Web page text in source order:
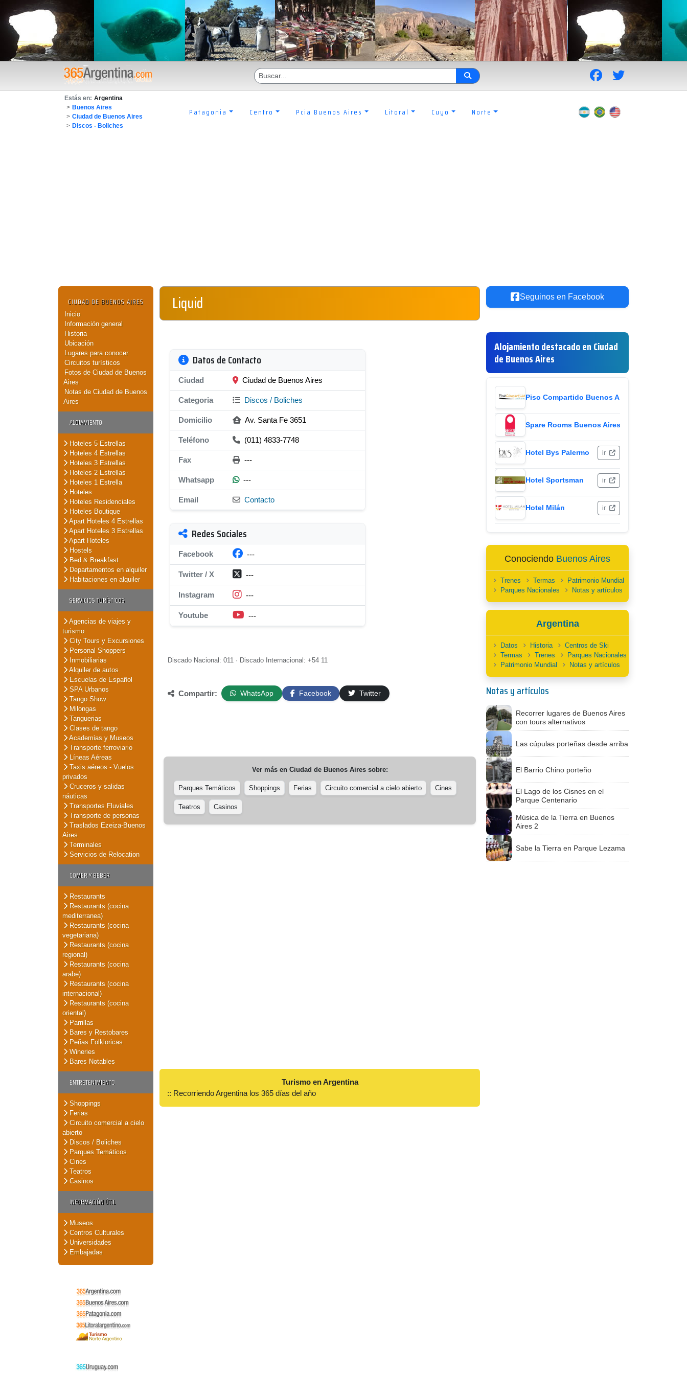
Estás en: Argentina
> Buenos Aires
> Ciudad de Buenos Aires
> Discos - Boliches
Patagonia Centro Pcia Buenos Aires Litoral Cuyo Norte
CIUDAD DE BUENOS AIRES
Inicio
Información general
Historia
Ubicación
Lugares para conocer
Circuitos turísticos
Fotos de Ciudad de Buenos
Aires
Notas de Ciudad de Buenos
Aires
ALOJAMIENTO
Hoteles 5 Estrellas
Hoteles 4 Estrellas
Hoteles 3 Estrellas
Hoteles 2 Estrellas
Hoteles 1 Estrella
Hoteles
Hoteles Residenciales
Hoteles Boutique
Apart Hoteles 4 Estrellas
Apart Hoteles 3 Estrellas
Apart Hoteles
Hostels
Bed & Breakfast
Departamentos en alquiler
Habitaciones en alquiler
SERVICIOS TURÍSTICOS
Agencias de viajes y
turismo
City Tours y Excursiones
Personal Shoppers
Inmobiliarias
Alquiler de autos
Escuelas de Español
SPA Urbanos
Tango Show
Milongas
Tanguerias
Clases de tango
Academias y Museos
Transporte ferroviario
Líneas Aéreas
Taxis aéreos - Vuelos
privados
Cruceros y salidas
náuticas
Transportes Fluviales
Transporte de personas
Traslados Ezeiza-Buenos
Aires
Terminales
Servicios de Relocation
COMER Y BEBER
Restaurants
Restaurants (cocina
mediterranea)
Restaurants (cocina
vegetariana)
Restaurants (cocina
regional)
Restaurants (cocina
arabe)
Restaurants (cocina
internacional)
Restaurants (cocina
oriental)
Parrillas
Bares y Restobares
Peñas Folkloricas
Wineries
Bares Notables
ENTRETENIMIENTO
Shoppings
Ferias
Circuito comercial a cielo
abierto
Discos / Boliches
Parques Temáticos
Cines
Teatros
Casinos
INFORMACIÓN ÚTIL
Museos
Centros Culturales
Universidades
Embajadas
Liquid
Datos de Contacto
Ciudad Ciudad de Buenos Aires
Categoria Discos / Boliches
Domicilio Av. Santa Fe 3651
Teléfono (011) 4833-7748
Fax ---
Whatsapp ---
Email Contacto
Redes Sociales
Facebook ---
Twitter / X ---
Instagram ---
Youtube ---
Discado Nacional: 011 · Discado Internacional: +54 11
Compartir: WhatsApp Facebook Twitter
Ver más en Ciudad de Buenos Airessobre:
Parques Temáticos Shoppings Ferias Circuito comercial a cielo abierto Cines
Teatros Casinos
Turismo en Argentina
:: Recorriendo Argentina los 365 días del año
Seguinos en Facebook
Alojamiento destacado en Ciudad
de Buenos Aires
Piso Compartido Buenos Aires
Spare Rooms Buenos Aires
Hotel Bys Palermo ir
Hotel Sportsman ir
Hotel Milán ir
Conociendo Buenos Aires
Trenes Termas
Patrimonio Mundial
Parques Nacionales
Notas y artículos
Argentina
Datos Historia
Centros de Ski
Termas
Trenes
Parques Nacionales
Patrimonio Mundial
Notas y artículos
Notas y artículos
Recorrer lugares de Buenos Aires
con tours alternativos
Las cúpulas porteñas desde arriba
El Barrio Chino porteño
El Lago de los Cisnes en el
Parque Centenario
Música de la Tierra en Buenos
Aires 2
Sabe la Tierra en Parque Lezama